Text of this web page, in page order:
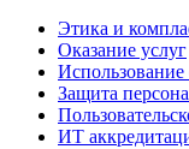
Этика и
Оказание услуг
Использование
Защита
ИТ